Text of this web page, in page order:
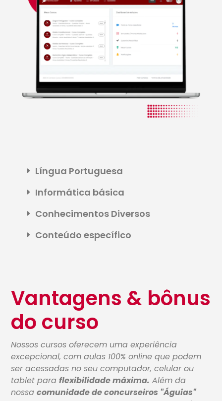
Língua Portuguesa
Informática básica
Conhecimentos Diversos
Conteúdo específico
Vantagens & bônus
do curso
Nossos cursos oferecem uma experiência
excepcional, com aulas 100% online que podem
ser acessadas no seu computador, celular ou
tablet paraflexibilidade máxima. Além da
nossacomunidade de concurseiros "Águias"